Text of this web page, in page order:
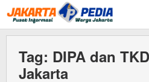
Lewati
ke
konten
Tag: DIPA dan
Jakarta